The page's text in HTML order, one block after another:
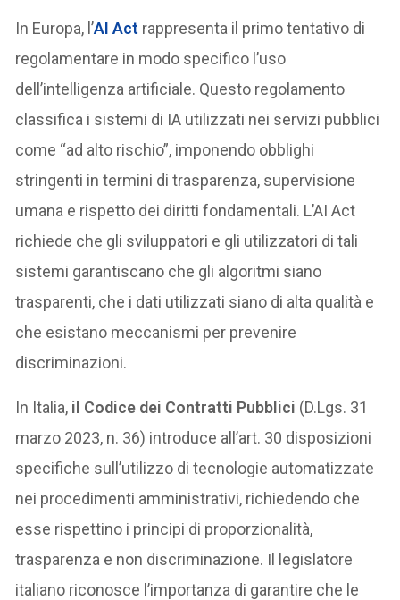
In Europa, l’AI Act rappresenta il primo tentativo di
regolamentare in modo specifico l’uso
dell’intelligenza artificiale. Questo regolamento
classifica i sistemi di IA utilizzati nei servizi pubblici
come “ad alto rischio”, imponendo obblighi
stringenti in termini di trasparenza, supervisione
umana e rispetto dei diritti fondamentali. L’AI Act
richiede che gli sviluppatori e gli utilizzatori di tali
sistemi garantiscano che gli algoritmi siano
trasparenti, che i dati utilizzati siano di alta qualità e
che esistano meccanismi per prevenire
discriminazioni.
In Italia, il Codice dei Contratti Pubblici (D.Lgs. 31
marzo 2023, n. 36) introduce all’art. 30 disposizioni
specifiche sull’utilizzo di tecnologie automatizzate
nei procedimenti amministrativi, richiedendo che
esse rispettino i principi di proporzionalità,
trasparenza e non discriminazione. Il legislatore
italiano riconosce l’importanza di garantire che le